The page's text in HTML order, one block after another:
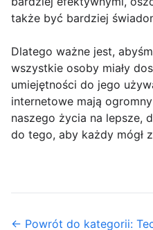
także być bardziej
Dlatego ważne jest,
wszystkie osoby miały
umiejętności do jego
internetowe mają
naszego życia na lepsze,
do tego, aby każdy mógł
← Powrót do kategorii: